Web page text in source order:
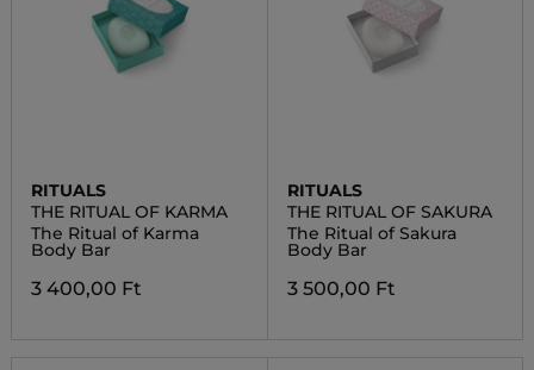
RITUALS
THE RITUAL OF KARMA
The Ritual of Karma
Body Bar
3 400,00 Ft
RITUALS
THE RITUAL OF SAKURA
The Ritual of Sakura
Body Bar
3 500,00 Ft